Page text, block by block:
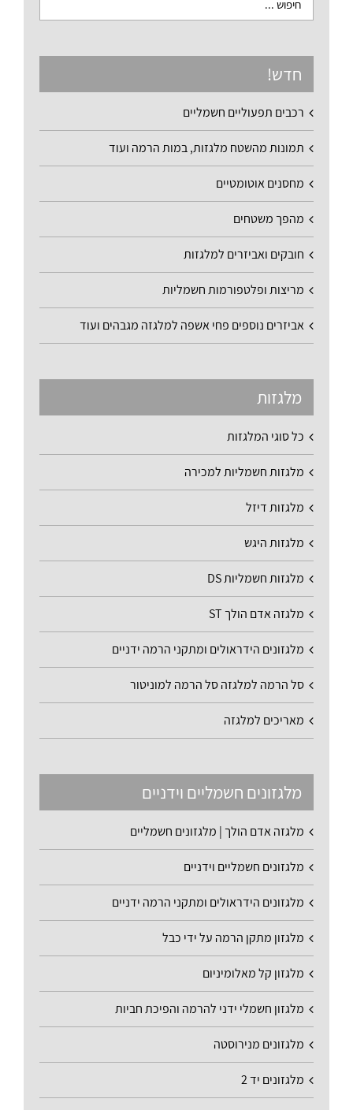
חדש!
רכבים תפעוליים חשמליים
תמונות מהשטח מלגזות, במות הרמה ועוד
מחסנים אוטומטיים
מהפך משטחים
חובקים ואביזרים למלגזות
מריצות ופלטפורמות חשמליות
אביזרים נוספים פחי אשפה למלגזה מגבהים ועוד
מלגזות
כל סוגי המלגזות
מלגזות חשמליות למכירה
מלגזות דיזל
מלגזות היגש
מלגזות חשמליות DS
מלגזה אדם הולך ST
מלגזונים הידראולים ומתקני הרמה ידניים
סל הרמה למלגזה סל הרמה למוניטור
מאריכים למלגזה
מלגזונים חשמליים וידניים
מלגזה אדם הולך | מלגזונים חשמליים
מלגזונים חשמליים וידניים
מלגזונים הידראולים ומתקני הרמה ידניים
מלגזון מתקן הרמה על ידי כבל
מלגזון קל מאלומיניום
מלגזון חשמלי ידני להרמה והפיכת חביות
מלגזונים מנירוסטה
מלגזונים יד 2